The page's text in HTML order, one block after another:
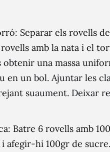
Separar els rovells
amb la nata i el
una massa
en un bol. Ajuntar les
suaument. Deixar
Batre 6 rovells amb
afegir-hi 100gr de